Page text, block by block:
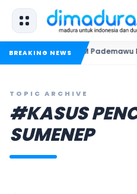
BREAKING NEWS
Dorong UMKM Pademawu Barat
TOPIC ARCHIVE
#KASUS
SUMENEP